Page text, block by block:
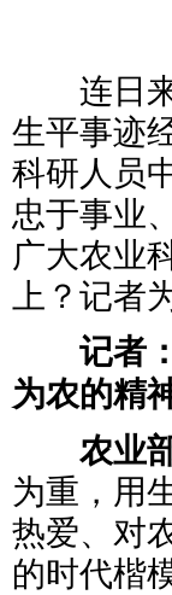
连日来
生平事迹
科研人员
忠于事业
广大农业
上？记者
记者：
为农的精
农业部
为重，用
热爱、对
的时代楷